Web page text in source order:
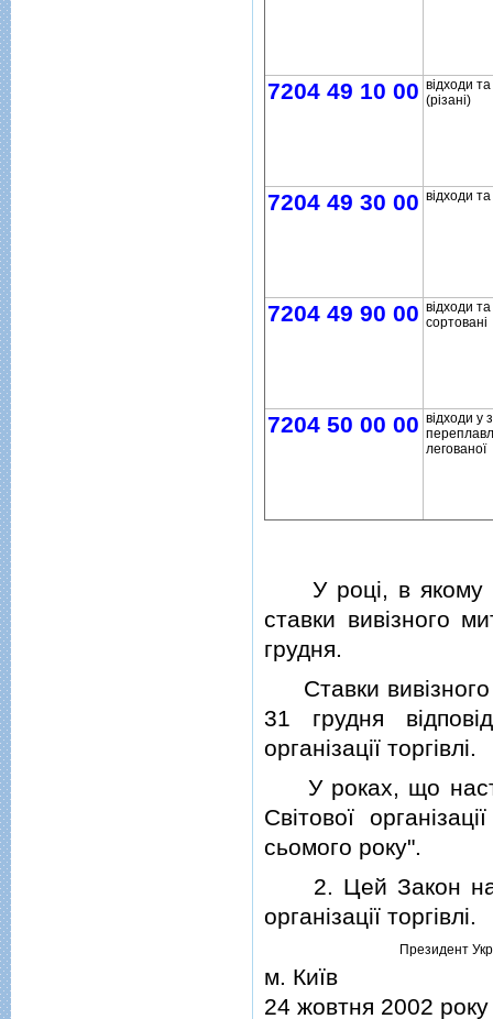
7204 49 10 00 вiдходи
(рiзанi)
7204 49 30 00 вiдходи
7204 49 90 00 вiдходи
сортованi
7204 50 00 00 вiдходи у
легованої
У роцi, в якому
ставки вивiзного
грудня.
Ставки вивiзного
31 грудня
органiзацiї торгiвлi.
У роках, що
Свiтової
сьомого року".
2. Цей Закон
органiзацiї торгiвлi.
Президент
м. Київ
24 жовтня 2002 року